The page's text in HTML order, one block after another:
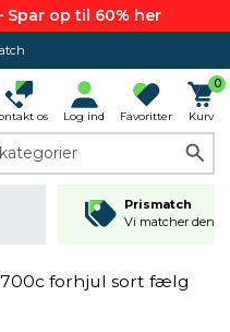
Spar op til 60% her
os Log ind Favoritter
0
Kurv
Prismatch
Vi matcher den
forhjul sort fælg